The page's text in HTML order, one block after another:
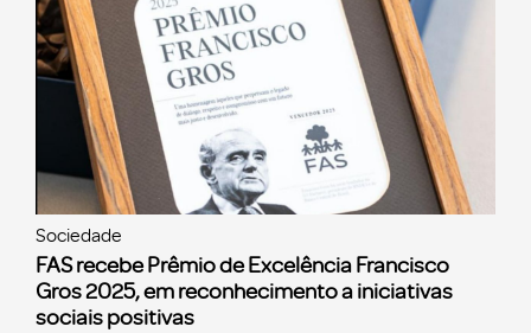
Sociedade
FAS recebe Prêmio de Excelência Francisco
Gros 2025, em reconhecimento a iniciativas
sociais positivas